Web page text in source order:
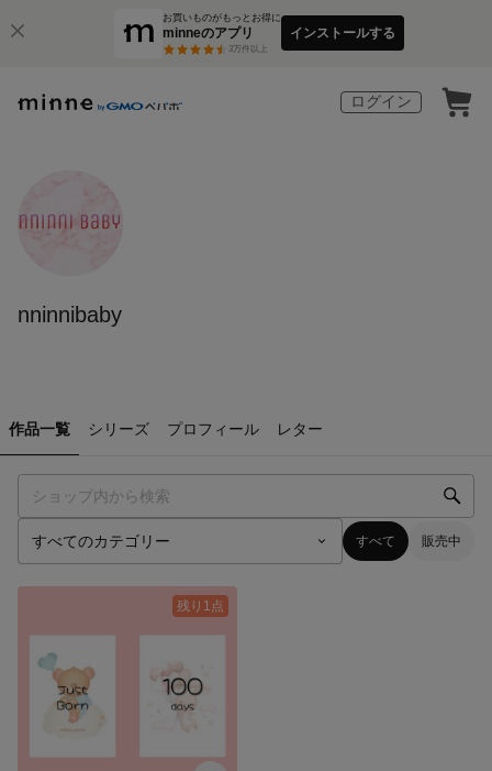
お買いものがもっとお得に
minneのアプリ
3万件以上
インストールする
ログイン
nninnibaby
作品一覧 シリーズ プロフィール レター
すべて 販売中
残り1点